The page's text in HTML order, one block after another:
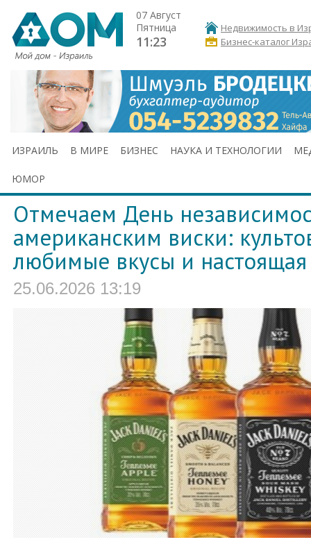
07 Август
Пятница
11:23
Недвижимость в
Бизнес-каталог
ИЗРАИЛЬ В МИРЕ БИЗНЕС НАУКА И ТЕХНОЛОГИИ
ЮМОР
Отмечаем День
американским виски:
любимые вкусы и
25.06.2026 13:19